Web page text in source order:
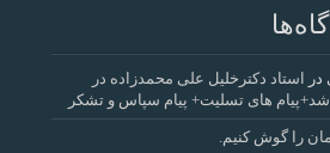
در
استاد دکترخلیل علی محمدزاده در
شد+پیام های تسلیت+ پیام سپاس و تشکر
را گوش کنیم.